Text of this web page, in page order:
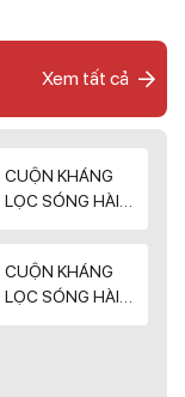
Xem tất cả
CUỘN KHÁNG
LỌC SÓNG HÀI
CUỘN KHÁNG
LỌC SÓNG HÀI